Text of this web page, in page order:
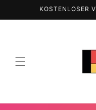
Inhalt
KOSTENLOSER